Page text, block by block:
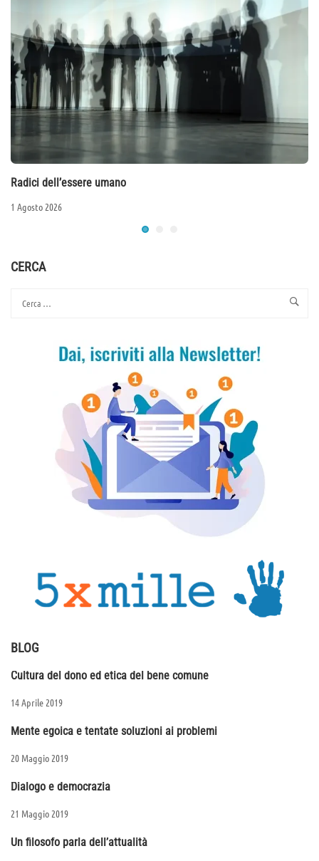
Radici dell’essere umano
1 Agosto 2026
CERCA
BLOG
Cultura del dono ed etica del bene comune
14 Aprile 2019
Mente egoica e tentate soluzioni ai problemi
20 Maggio 2019
Dialogo e democrazia
21 Maggio 2019
Un filosofo parla dell’attualità